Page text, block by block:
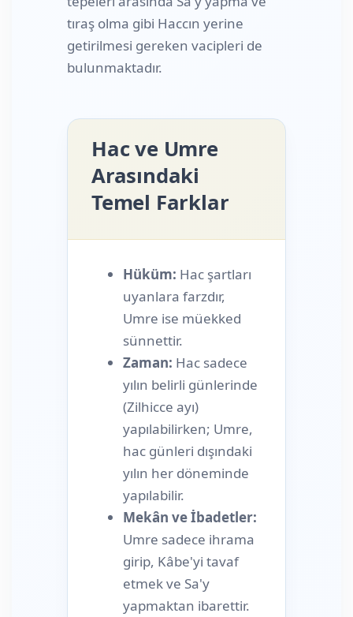
tıraş olma gibi Haccın yerine
getirilmesi gereken vacipleri de
bulunmaktadır.
Hac ve Umre
Arasındaki
Temel Farklar
Hüküm: Hac şartları
uyanlara farzdır,
Umre ise müekked
sünnettir.
Zaman: Hac sadece
yılın belirli günlerinde
(Zilhicce ayı)
yapılabilirken; Umre,
hac günleri dışındaki
yılın her döneminde
yapılabilir.
Mekân ve İbadetler:
Umre sadece ihrama
girip, Kâbe'yi tavaf
etmek ve Sa'y
yapmaktan ibarettir.